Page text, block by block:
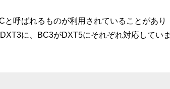
呼ばれるものが利用されていることがあり
に、BC3がDXT5にそれぞれ対応していま